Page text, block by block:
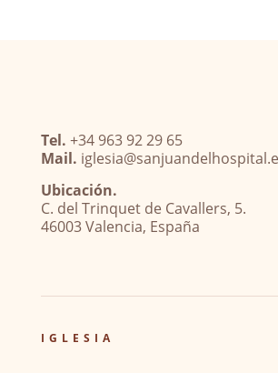
Tel. +34 963 92 29 65
Mail.
Ubicación.
C. del Trinquet de Cavallers, 5.
46003 Valencia, España
IGLESIA